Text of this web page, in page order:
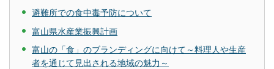
避難所での食中毒予防について
富山県水産業振興計画
富山の「食」のブランディングに向けて～料理人や生産
者を通じて見出される地域の魅力～